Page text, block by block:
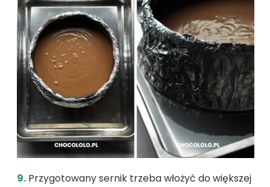
9. Przygotowany sernik trzeba włożyć do większej